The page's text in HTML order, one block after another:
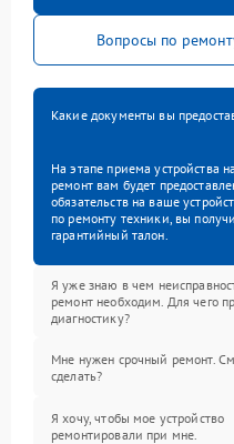
Вопросы по
Какие документы вы
На этапе приема устройства
ремонт вам будет
обязательств на ваше
по ремонту техники, вы
гарантийный талон.
Я уже знаю в чем
ремонт необходим. Для чего
диагностику?
Мне нужен срочный ремонт.
сделать?
Я хочу, чтобы мое устройство
ремонтировали при мне.